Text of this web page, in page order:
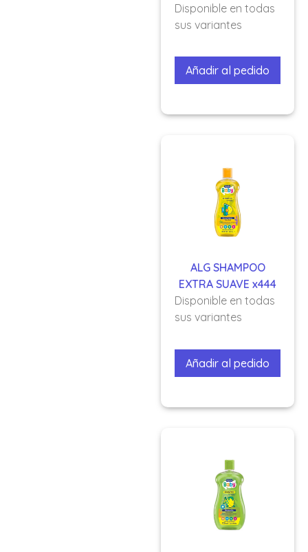
Disponible en todas
sus variantes
Añadir al pedido
ALG SHAMPOO
EXTRA SUAVE x444
Disponible en todas
sus variantes
Añadir al pedido